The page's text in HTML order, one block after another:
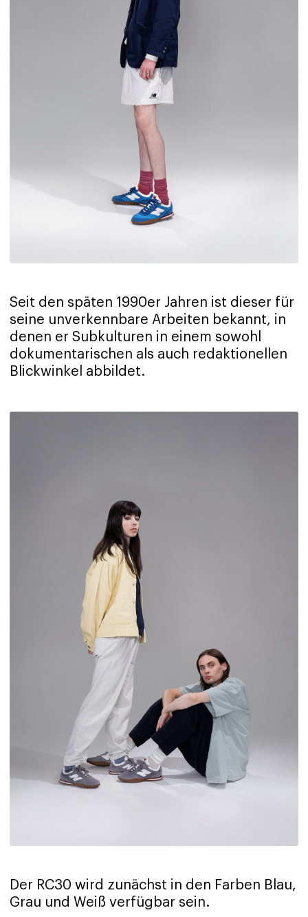
Seit den späten 1990er Jahren ist dieser für
seine unverkennbare Arbeiten bekannt, in
denen er Subkulturen in einem sowohl
dokumentarischen als auch redaktionellen
Blickwinkel abbildet.
Der RC30 wird zunächst in den Farben Blau,
Grau und Weiß verfügbar sein.